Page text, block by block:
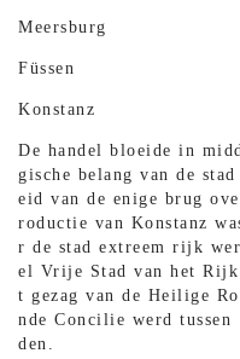
Meersburg
Füssen
Konstanz
De handel bloeide in
gische belang van de
eid van de enige brug
roductie van Konstanz
r de stad extreem rijk
el Vrije Stad van het Rijk
t gezag van de Heilige
nde Concilie werd tussen
den.